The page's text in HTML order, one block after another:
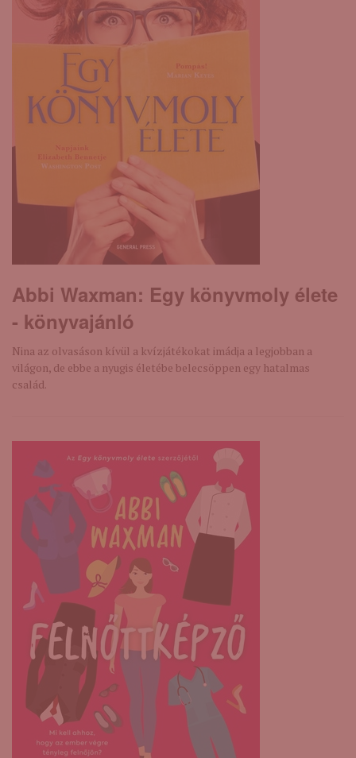
Abbi Waxman: Egy ​könyvmoly élete
- könyvajánló
Nina az olvasáson kívül a kvízjátékokat imádja a legjobban a
világon, de ebbe a nyugis életébe belecsöppen egy hatalmas
család.